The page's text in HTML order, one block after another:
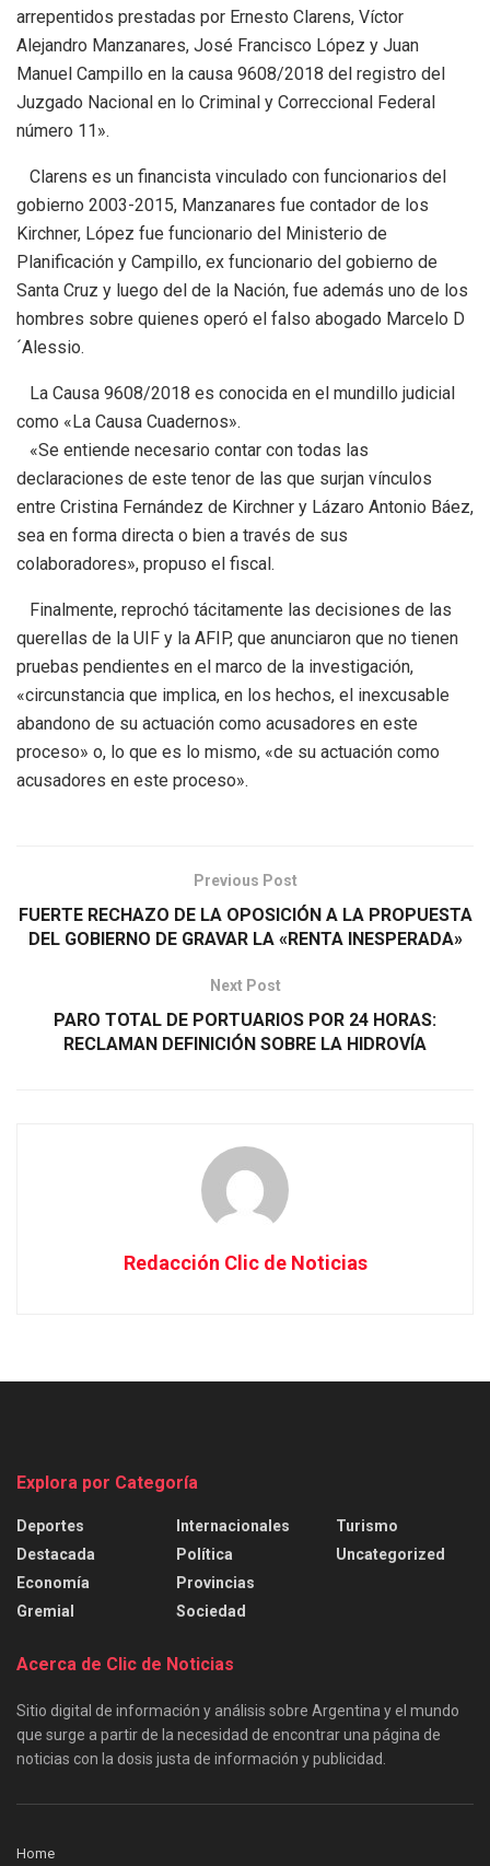
arrepentidos prestadas por Ernesto Clarens, Víctor
Alejandro Manzanares, José Francisco López y Juan
Manuel Campillo en la causa 9608/2018 del registro del
Juzgado Nacional en lo Criminal y Correccional Federal
número 11».
Clarens es un financista vinculado con funcionarios del
gobierno 2003-2015, Manzanares fue contador de los
Kirchner, López fue funcionario del Ministerio de
Planificación y Campillo, ex funcionario del gobierno de
Santa Cruz y luego del de la Nación, fue además uno de los
hombres sobre quienes operó el falso abogado Marcelo D
´Alessio.
La Causa 9608/2018 es conocida en el mundillo judicial
como «La Causa Cuadernos».
«Se entiende necesario contar con todas las
declaraciones de este tenor de las que surjan vínculos
entre Cristina Fernández de Kirchner y Lázaro Antonio Báez,
sea en forma directa o bien a través de sus
colaboradores», propuso el fiscal.
Finalmente, reprochó tácitamente las decisiones de las
querellas de la UIF y la AFIP, que anunciaron que no tienen
pruebas pendientes en el marco de la investigación,
«circunstancia que implica, en los hechos, el inexcusable
abandono de su actuación como acusadores en este
proceso» o, lo que es lo mismo, «de su actuación como
acusadores en este proceso».
Previous Post
FUERTE RECHAZO DE LA OPOSICIÓN A LA PROPUESTA
DEL GOBIERNO DE GRAVAR LA «RENTA INESPERADA»
Next Post
PARO TOTAL DE PORTUARIOS POR 24 HORAS:
RECLAMAN DEFINICIÓN SOBRE LA HIDROVÍA
Redacción Clic de Noticias
Explora por Categoría
Deportes
Destacada
Economía
Gremial
Internacionales
Política
Provincias
Sociedad
Turismo
Uncategorized
Acerca de Clic de Noticias
Sitio digital de información y análisis sobre Argentina y el mundo
que surge a partir de la necesidad de encontrar una página de
noticias con la dosis justa de información y publicidad.
Home